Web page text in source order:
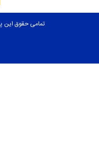
تمامی حقوق این